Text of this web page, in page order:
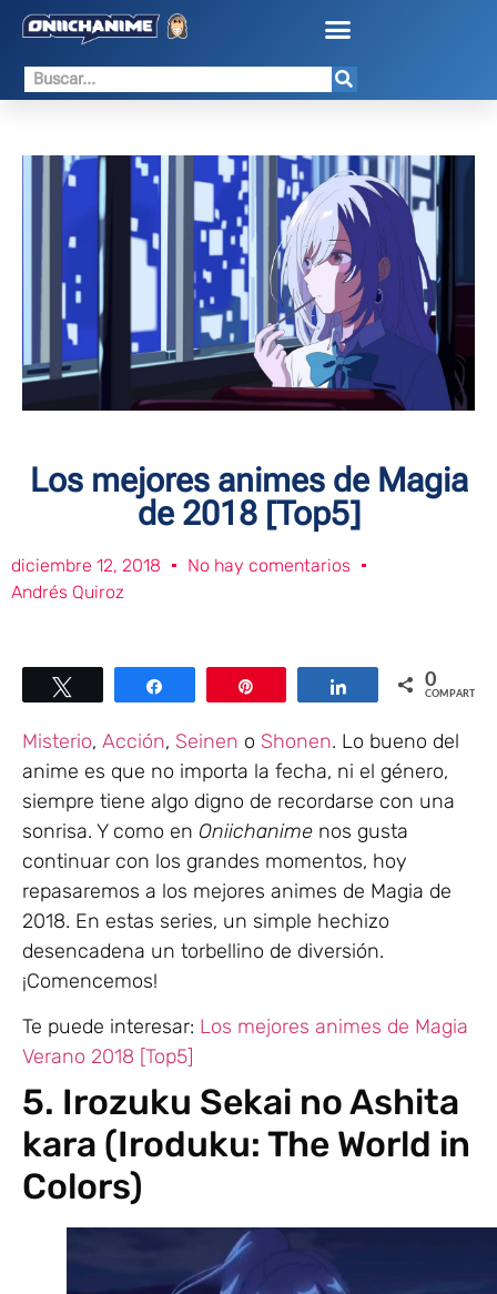
Los mejores animes de Magia
de 2018 [Top5]
diciembre 12, 2018
No hay comentarios
Andrés Quiroz
Compartir Compartir0
COMPARTIR
Misterio, Acción, Seinen o Shonen. Lo bueno del
anime es que no importa la fecha, ni el género,
siempre tiene algo digno de recordarse con una
sonrisa. Y como en Oniichanime nos gusta
continuar con los grandes momentos, hoy
repasaremos a los mejores animes de Magia de
2018. En estas series, un simple hechizo
desencadena un torbellino de diversión.
¡Comencemos!
Te puede interesar: Los mejores animes de Magia
Verano 2018 [Top5]
5. Irozuku Sekai no Ashita
kara (Iroduku: The World in
Colors)